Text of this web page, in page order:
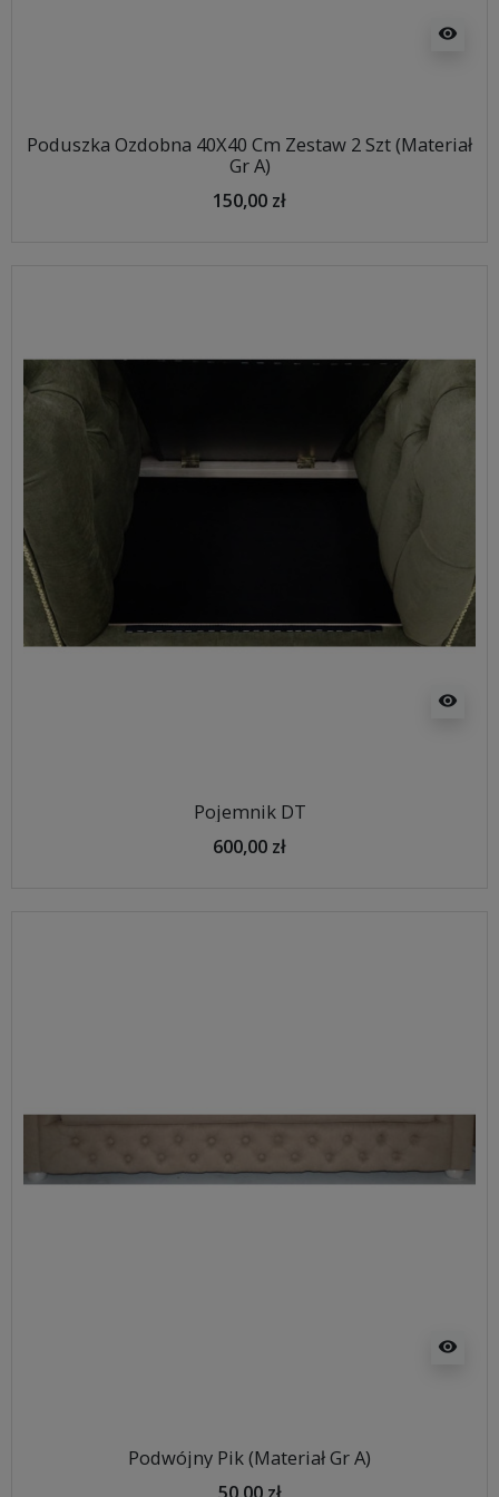
visibility
Poduszka Ozdobna 40X40 Cm Zestaw 2 Szt (Materiał
Gr A)
150,00 zł
visibility
Pojemnik DT
600,00 zł
visibility
Podwójny Pik (Materiał Gr A)